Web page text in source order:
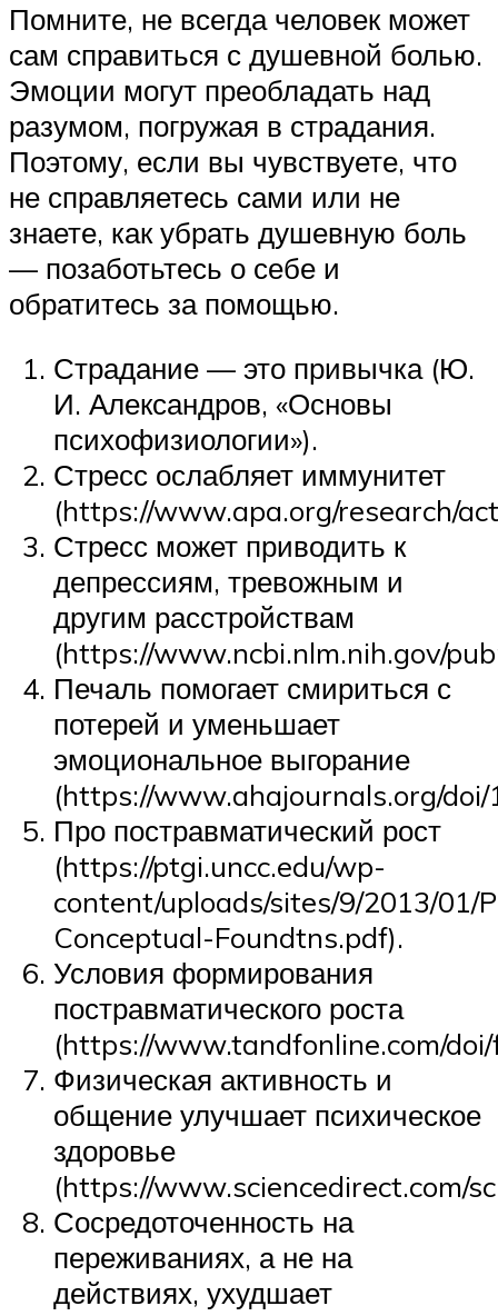
Помните, не всегда человек может
сам справиться с душевной болью.
Эмоции могут преобладать над
разумом, погружая в страдания.
Поэтому, если вы чувствуете, что
не справляетесь сами или не
знаете, как убрать душевную боль
— позаботьтесь о себе и
обратитесь за помощью.
Страдание — это привычка (Ю.
И. Александров, «Основы
психофизиологии»).
Стресс ослабляет иммунитет
(https://www.apa.org/research/
Стресс может приводить к
депрессиям, тревожным и
другим расстройствам
(https://www.ncbi.nlm.nih.gov/
Печаль помогает смириться с
потерей и уменьшает
эмоциональное выгорание
(https://www.ahajournals.org/
Про постравматический рост
(https://ptgi.uncc.edu/wp-
content/uploads/sites/9/2013/01/
Conceptual-Foundtns.pdf).
Условия формирования
постравматического роста
(https://www.tandfonline.com/
Физическая активность и
общение улучшает психическое
здоровье
(https://www.sciencedirect.com/
Сосредоточенность на
переживаниях, а не на
действиях, ухудшает